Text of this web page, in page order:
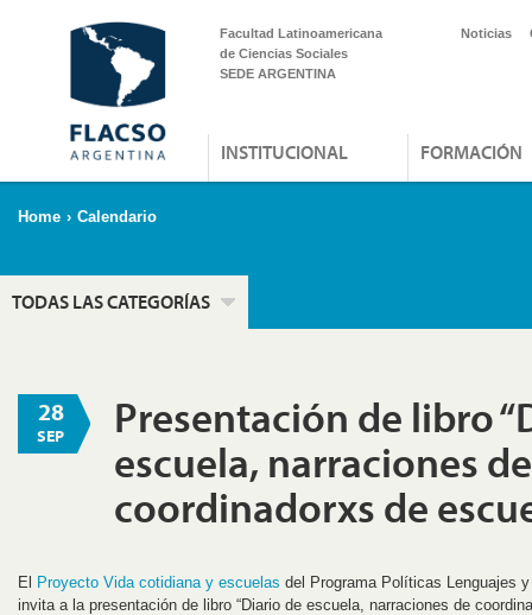
Facultad Latinoamericana
de Ciencias Sociales
SEDE ARGENTINA
Noticias
INSTITUCIONAL FORMACIÓN
Home › Calendario
TODAS LAS CATEGORÍAS
28
SEP
Presentación de libro
escuela, narraciones de
coordinadorxs de
El Proyecto Vida cotidiana y escuelas del Programa Políticas Lenguajes
invita a la presentación de libro “Diario de escuela, narraciones de